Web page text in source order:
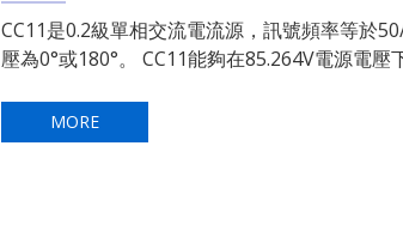
CC11是0.2級單相交流電流源，訊號頻率等於
壓為0°或180°。 CC11能夠在85.264V電源電壓
MORE